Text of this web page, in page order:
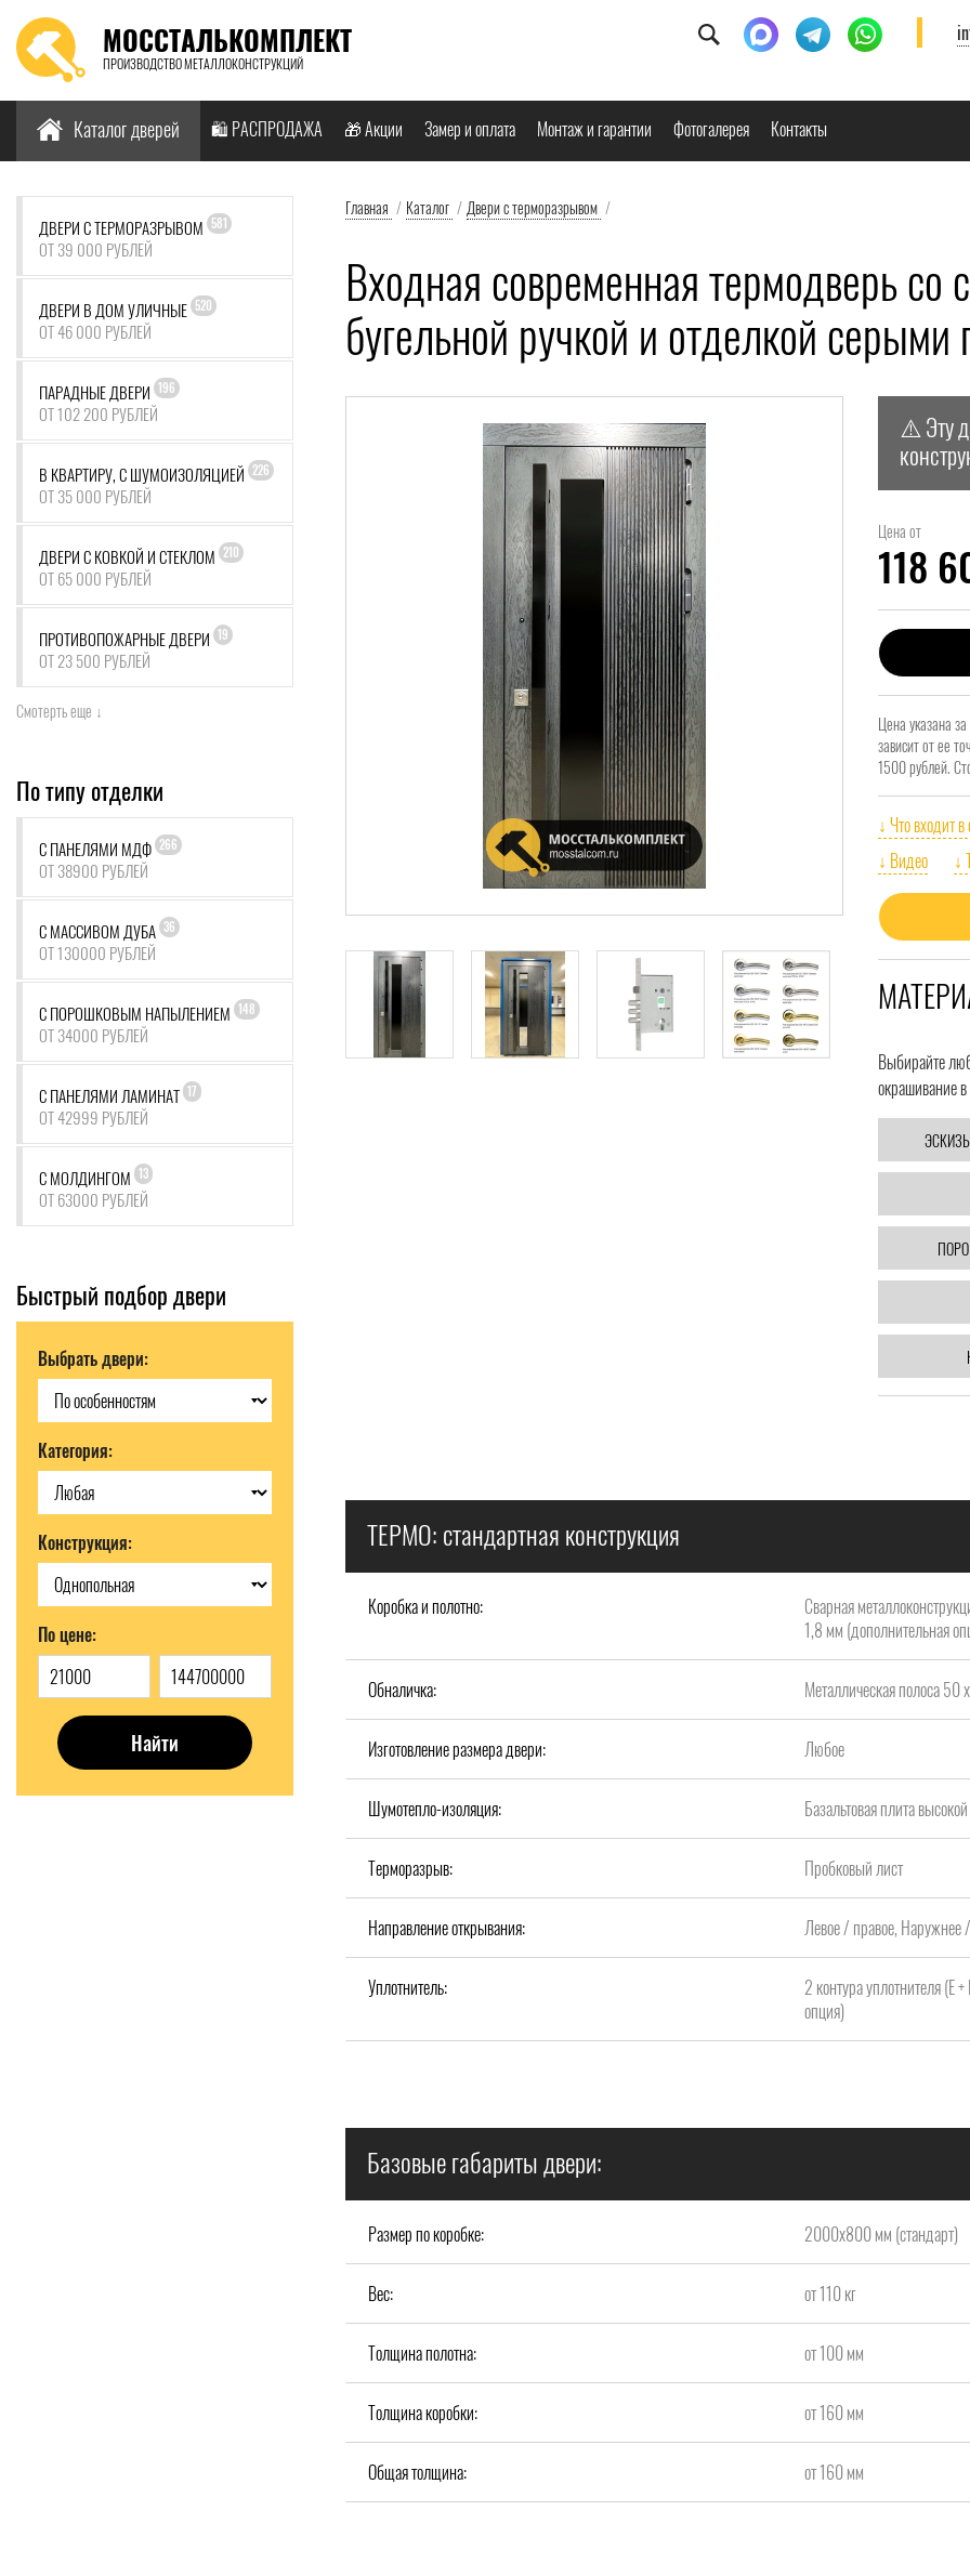
МОССТАЛЬКОМПЛЕКТ
ПРОИЗВОДСТВО МЕТАЛЛОКОНСТРУКЦИЙ
Каталог дверей 🛍️ РАСПРОДАЖА 🎁 Акции Замер и оплата Монтаж и гарантии Фотогалерея Контакты
ДВЕРИ С ТЕРМОРАЗРЫВОМ 581
ОТ 39 000 РУБЛЕЙ
ДВЕРИ В ДОМ УЛИЧНЫЕ 520
ОТ 46 000 РУБЛЕЙ
ПАРАДНЫЕ ДВЕРИ 196
ОТ 102 200 РУБЛЕЙ
В КВАРТИРУ, С ШУМОИЗОЛЯЦИЕЙ 226
ОТ 35 000 РУБЛЕЙ
ДВЕРИ С КОВКОЙ И СТЕКЛОМ 210
ОТ 65 000 РУБЛЕЙ
ПРОТИВОПОЖАРНЫЕ ДВЕРИ 19
ОТ 23 500 РУБЛЕЙ
Смотерть еще ↓
По типу отделки
С ПАНЕЛЯМИ МДФ 266
ОТ 38900 РУБЛЕЙ
С МАССИВОМ ДУБА 36
ОТ 130000 РУБЛЕЙ
С ПОРОШКОВЫМ НАПЫЛЕНИЕМ 148
ОТ 34000 РУБЛЕЙ
С ПАНЕЛЯМИ ЛАМИНАТ 17
ОТ 42999 РУБЛЕЙ
С МОЛДИНГОМ 13
ОТ 63000 РУБЛЕЙ
Быстрый подбор двери
Выбрать двери:
Категория:
Конструкция:
По цене:
Найти
Главная / Каталог / Двери с терморазрывом /
Входная современная термодверь со
бугельной ручкой и отделкой
⚠️ Эту
Цена от
118
Цена указана
зависит от ее
1500 рублей.
↓ Что входит в
↓ Видео
↓
Выбирайте
окрашивание
ТЕРМО: стандартная конструкция
Коробка и полотно:
Сварная
1,8 мм (дополнительная
Обналичка: Металлическая полоса 50
Изготовление размера двери: Любое
Шумотепло-изоляция: Базальтовая плита
Терморазрыв: Пробковый лист
Направление открывания: Левое / правое, Наружнее
Уплотнитель:
2 контура уплотнителя (Е
опция)
Базовые габариты двери:
Размер по коробке: 2000x800 мм (стандарт)
Вес: от 110 кг
Толщина полотна: от 100 мм
Толщина коробки: от 160 мм
Общая толщина: от 160 мм